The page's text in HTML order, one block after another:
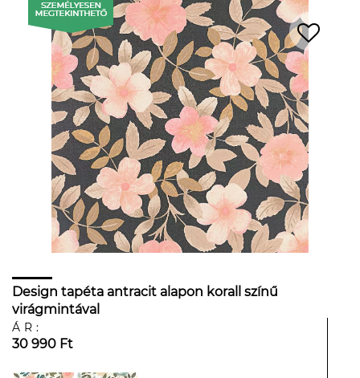
Design tapéta antracit alapon korall színű
virágmintával
ÁR:
30 990 Ft